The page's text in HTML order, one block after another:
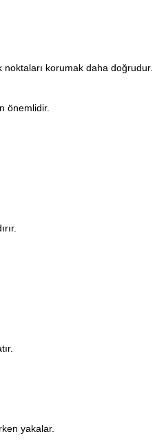
noktaları korumak daha doğrudur.
önemlidir.
yakalar.